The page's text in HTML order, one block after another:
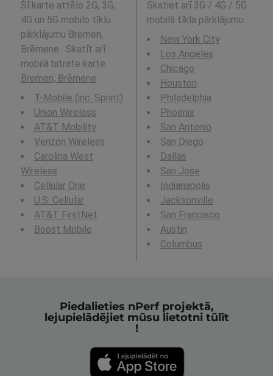
Šī karte attēlo 2G, 3G,
4G un 5G mobilo tīklu
pārklājumu Bremen,
Brēmene . Skatīt arī :
mobilā bitrate karte
Bremen, Brēmene
T-Mobile (inc. Sprint)
Union Wireless
AT&T Mobility
Verizon Wireless
Carolina West
Wireless
Cellular One
U.S. Cellular
AT&T FirstNet
Boost Mobile
Skatiet arī 3G / 4G / 5G
mobilā tīkla pārklājumu :
New York City
Los Angeles
Chicago
Houston
Philadelphia
Phoenix
San Antonio
San Diego
Dallas
San Jose
Indianapolis
Jacksonville
San Francisco
Austin
Columbus
Piedalieties nPerf projektā,
lejupielādējiet mūsu lietotni tūlīt
!